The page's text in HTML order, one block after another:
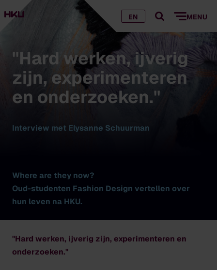
EN MENU
''Hard werken, ijverig
zijn, experimenteren
en onderzoeken.''
Interview met Elysanne Schuurman
Where are they now?
Oud-studenten Fashion Design vertellen over
hun leven na HKU.
''Hard werken, ijverig zijn, experimenteren en
onderzoeken.''